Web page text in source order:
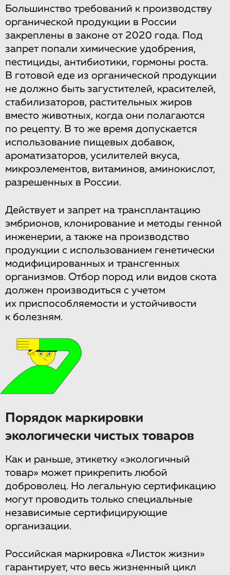
Большинство требований к производству
органической продукции в России
закреплены в законе от 2020 года. Под
запрет попали химические удобрения,
пестициды, антибиотики, гормоны роста.
В готовой еде из органической продукции
не должно быть загустителей, красителей,
стабилизаторов, растительных жиров
вместо животных, когда они полагаются
по рецепту. В то же время допускается
использование пищевых добавок,
ароматизаторов, усилителей вкуса,
микроэлементов, витаминов, аминокислот,
разрешенных в России.
Действует и запрет на трансплантацию
эмбрионов, клонирование и методы генной
инженерии, а также на производство
продукции с использованием генетически
модифицированных и трансгенных
организмов. Отбор пород или видов скота
должен производиться с учетом
их приспособляемости и устойчивости
к болезням.
Порядок маркировки
экологически чистых товаров
Как и раньше, этикетку «экологичный
товар» может прикрепить любой
доброволец. Но легальную сертификацию
могут проводить только специальные
независимые сертифицирующие
организации.
Российская маркировка «Листок жизни»
гарантирует, что весь жизненный цикл